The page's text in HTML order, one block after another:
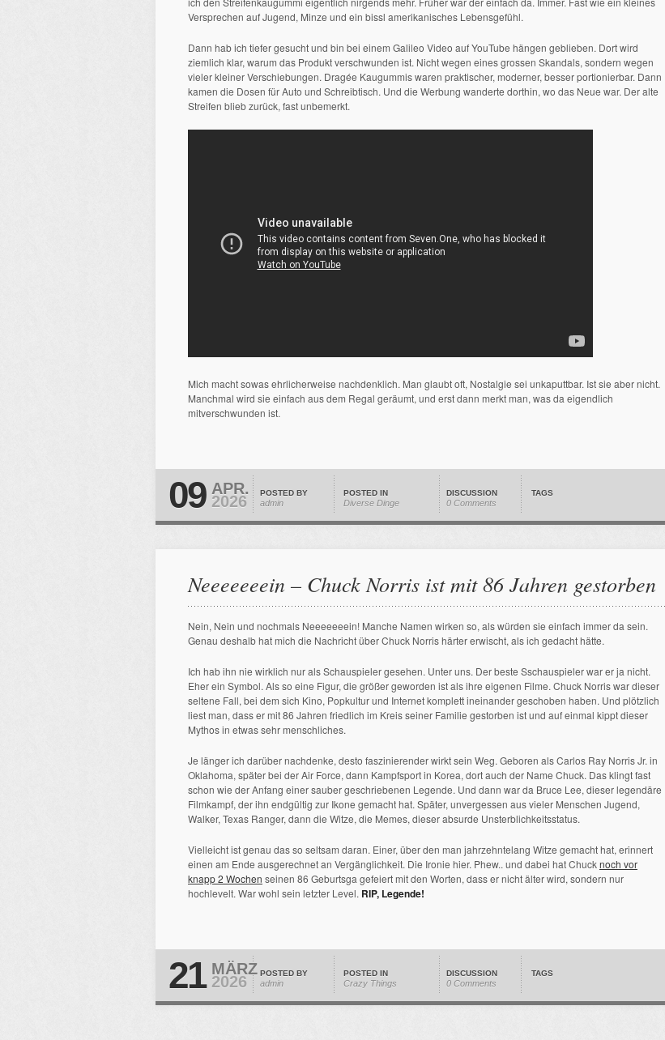
Versprechen auf Jugend, Minze und ein bissl amerikanisches Lebensgefühl.
Dann hab ich tiefer gesucht und bin bei einem Galileo Video auf YouTube hängen geblieben. Dort wird
ziemlich klar, warum das Produkt verschwunden ist. Nicht wegen eines grossen Skandals, sondern wegen
vieler kleiner Verschiebungen. Dragée Kaugummis waren praktischer, moderner, besser portionierbar. Dann
kamen die Dosen für Auto und Schreibtisch. Und die Werbung wanderte dorthin, wo das Neue war. Der alte
Streifen blieb zurück, fast unbemerkt.
Mich macht sowas ehrlicherweise nachdenklich. Man glaubt oft, Nostalgie sei unkaputtbar. Ist sie aber nicht.
Manchmal wird sie einfach aus dem Regal geräumt, und erst dann merkt man, was da eigendlich
mitverschwunden ist.
09 APR.
2026 POSTED BY
admin
POSTED IN
Diverse Dinge
DISCUSSION
0 Comments
TAGS
Neeeeeeein – Chuck Norris ist mit 86 Jahren gestorben
Nein, Nein und nochmals Neeeeeeein! Manche Namen wirken so, als würden sie einfach immer da sein.
Genau deshalb hat mich die Nachricht über Chuck Norris härter erwischt, als ich gedacht hätte.
Ich hab ihn nie wirklich nur als Schauspieler gesehen. Unter uns. Der beste Sschauspieler war er ja nicht.
Eher ein Symbol. Als so eine Figur, die größer geworden ist als ihre eigenen Filme. Chuck Norris war dieser
seltene Fall, bei dem sich Kino, Popkultur und Internet komplett ineinander geschoben haben. Und plötzlich
liest man, dass er mit 86 Jahren friedlich im Kreis seiner Familie gestorben ist und auf einmal kippt dieser
Mythos in etwas sehr menschliches.
Je länger ich darüber nachdenke, desto faszinierender wirkt sein Weg. Geboren als Carlos Ray Norris Jr. in
Oklahoma, später bei der Air Force, dann Kampfsport in Korea, dort auch der Name Chuck. Das klingt fast
schon wie der Anfang einer sauber geschriebenen Legende. Und dann war da Bruce Lee, dieser legendäre
Filmkampf, der ihn endgültig zur Ikone gemacht hat. Später, unvergessen aus vieler Menschen Jugend,
Walker, Texas Ranger, dann die Witze, die Memes, dieser absurde Unsterblichkeitsstatus.
Vielleicht ist genau das so seltsam daran. Einer, über den man jahrzehntelang Witze gemacht hat, erinnert
einen am Ende ausgerechnet an Vergänglichkeit. Die Ironie hier. Phew.. und dabei hat Chucknoch vor
knapp 2 Wochen seinen 86 Geburtsga gefeiert mit den Worten, dass er nicht älter wird, sondern nur
hochlevelt. War wohl sein letzter Level. RIP, Legende!
21 MÄRZ
2026 POSTED BY
admin
POSTED IN
Crazy Things
DISCUSSION
0 Comments
TAGS